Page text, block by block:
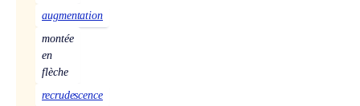
augmentation
montée
en
flèche
recrudescence